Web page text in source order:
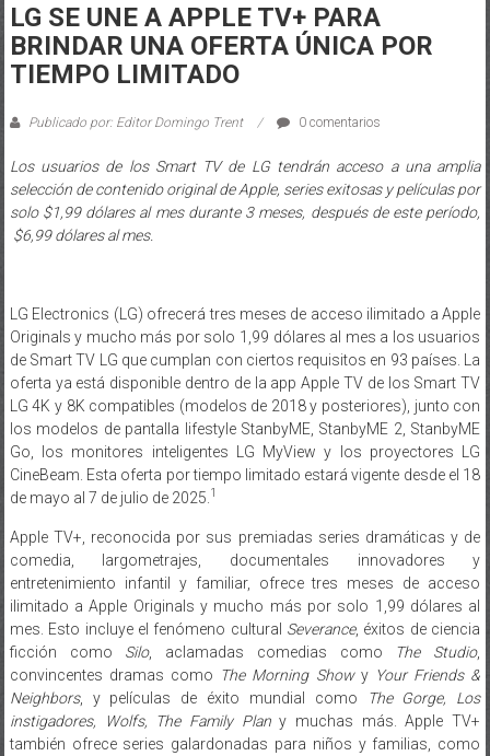
LG SE UNE A APPLE TV+ PARA
BRINDAR UNA OFERTA ÚNICA POR
TIEMPO LIMITADO
Publicado por: Editor Domingo Trent 0 comentarios
Los usuarios de los Smart TV de LG tendrán acceso a una amplia
selección de contenido original de Apple, series exitosas y películas por
solo $1,99 dólares al mes durante 3 meses, después de este período,
$6,99 dólares al mes.
LG Electronics (LG) ofrecerá tres meses de acceso ilimitado a Apple
Originals y mucho más por solo 1,99 dólares al mes a los usuarios
de Smart TV LG que cumplan con ciertos requisitos en 93 países. La
oferta ya está disponible dentro de la app Apple TV de los Smart TV
LG 4K y 8K compatibles (modelos de 2018 y posteriores), junto con
los modelos de pantalla lifestyle StanbyME, StanbyME 2, StanbyME
Go, los monitores inteligentes LG MyView y los proyectores LG
CineBeam. Esta oferta por tiempo limitado estará vigente desde el 18
de mayo al 7 de julio de 2025. 1
Apple TV+, reconocida por sus premiadas series dramáticas y de
comedia, largometrajes, documentales innovadores y
entretenimiento infantil y familiar, ofrece tres meses de acceso
ilimitado a Apple Originals y mucho más por solo 1,99 dólares al
mes. Esto incluye el fenómeno cultural Severance, éxitos de ciencia
ficción como Silo, aclamadas comedias como The Studio,
convincentes dramas como The Morning Showy Your Friends &
Neighbors, y películas de éxito mundial como
The Gorge, Los
instigadores, Wolfs, The Family Plany muchas más. Apple TV+
también ofrece series galardonadas para niños y familias, como